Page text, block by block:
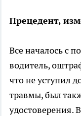
Прецедент,
Все началось с
водитель,
что не уступил
травмы, был
удостоверения.